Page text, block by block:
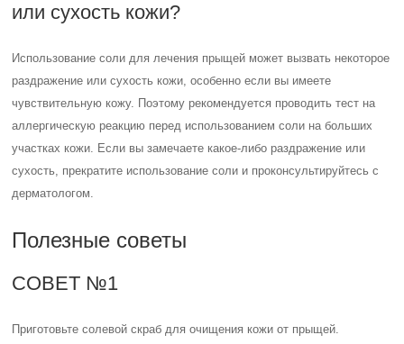
или сухость кожи?
Использование соли для лечения прыщей может вызвать некоторое
раздражение или сухость кожи, особенно если вы имеете
чувствительную кожу. Поэтому рекомендуется проводить тест на
аллергическую реакцию перед использованием соли на больших
участках кожи. Если вы замечаете какое-либо раздражение или
сухость, прекратите использование соли и проконсультируйтесь с
дерматологом.
Полезные советы
СОВЕТ №1
Приготовьте солевой скраб для очищения кожи от прыщей.